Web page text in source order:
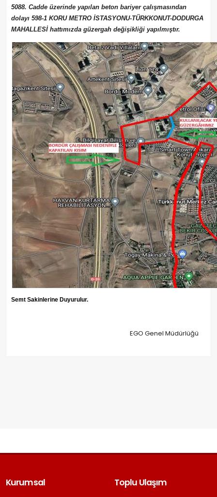
5088. Cadde üzerinde yapılan beton bariyer çalışmasından
dolayı 598-1 KORU METRO İSTASYONU-TÜRKKONUT-DODURGA
MAHALLESİ hattımızda güzergah değişikliği yapılmıştır.
Semt Sakinlerine Duyurulur.
EGO Genel Müdürlüğü
Kurumsal Toplu Ulaşım